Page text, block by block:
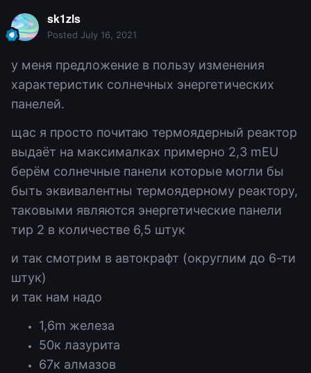
sk1zls
Posted July 16, 2021
у меня предложение в пользу изменения
характеристик солнечных энергетических
панелей.
щас я просто почитаю термоядерный реактор
выдаёт на максималках примерно 2,3 mEU
берём солнечные панели которые могли бы
быть эквивалентны термоядерному реактору,
таковыми являются энергетические панели
тир 2 в количестве 6,5 штук
и так смотрим в автокрафт (округлим до 6-ти
штук)
и так нам надо
1,6m железа
50к лазурита
67к алмазов